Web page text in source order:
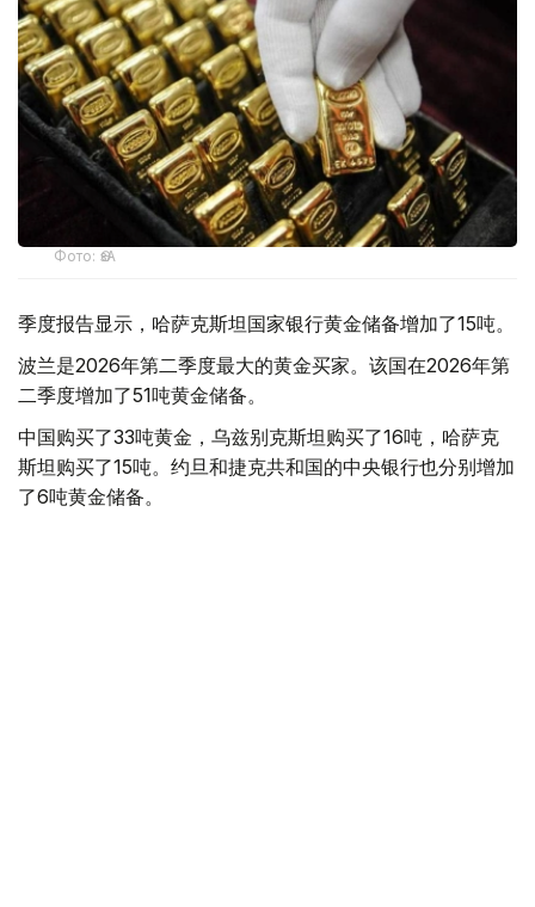
Фото: ӨзА
季度报告显示，哈萨克斯坦国家银行黄金储备增加了15吨。
波兰是2026年第二季度最大的黄金买家。该国在2026年第
二季度增加了51吨黄金储备。
中国购买了33吨黄金，乌兹别克斯坦购买了16吨，哈萨克
斯坦购买了15吨。约旦和捷克共和国的中央银行也分别增加
了6吨黄金储备。